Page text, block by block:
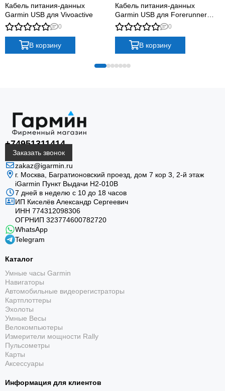
Кабель питания-данных
Garmin USB для Vivoactive
0
В корзину
Кабель питания-данных
Garmin USB для Forerunner
920 XT
0
В корзину
+74951311414
Заказать звонок
zakaz@igarmin.ru
г. Москва, Багратионовский проезд, дом 7 кор 3, 2-й этаж
iGarmin Пункт Выдачи Н2-010В
7 дней в неделю с 10 до 18 часов
ИП Киселёв Александр Сергеевич
ИНН 774312098306
ОГРНИП 323774600782720
WhatsApp
Telegram
Каталог
Умные часы Garmin
Навигаторы
Автомобильные видеорегистраторы
Картплоттеры
Эхолоты
Умные Весы
Велокомпьютеры
Измерители мощности Rally
Пульсометры
Карты
Аксессуары
Информация для клиентов